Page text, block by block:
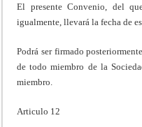
El presente Convenio, del
igualmente, llevará la fecha de
Podrá ser firmado
de todo miembro de la
miembro.
Articulo 12